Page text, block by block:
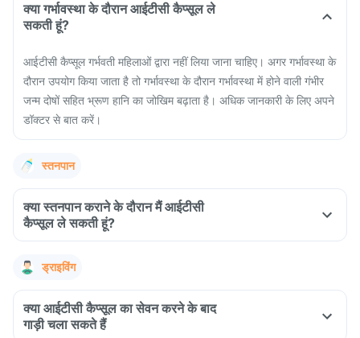
क्या गर्भावस्था के दौरान आईटीसी कैप्सूल ले
सकती हूं?
आईटीसी कैप्सूल गर्भवती महिलाओं द्वारा नहीं लिया जाना चाहिए। अगर गर्भावस्था के
दौरान उपयोग किया जाता है तो गर्भावस्था के दौरान गर्भावस्था में होने वाली गंभीर
जन्म दोषों सहित भ्रूण हानि का जोखिम बढ़ाता है। अधिक जानकारी के लिए अपने
डॉक्टर से बात करें।
स्तनपान
क्या स्तनपान कराने के दौरान मैं आईटीसी
कैप्सूल ले सकती हूं?
ड्राइविंग
क्या आईटीसी कैप्सूल का सेवन करने के बाद
गाड़ी चला सकते हैं